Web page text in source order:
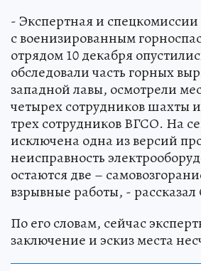
- Экспертная и
с военизированным
отрядом 10 декабря
обследовали часть горных
западной лавы, осмотрели
четырех сотрудников шахты
трех сотрудников ВГСО. На
исключена одна из версий
неисправность
остаются две –
взрывные работы, -
По его словам, сейчас
заключение и эскиз места